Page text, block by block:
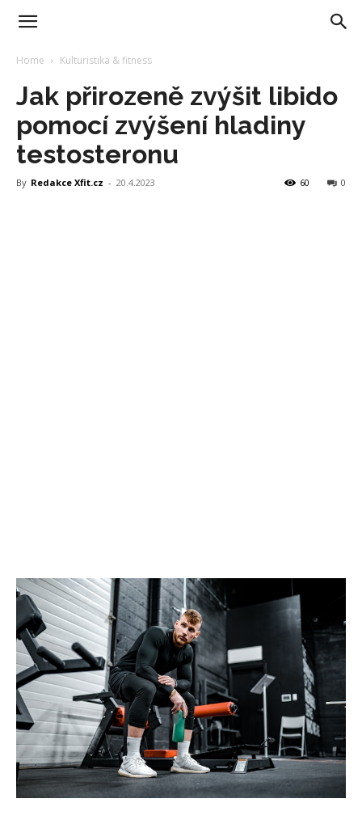
Home Kulturistika & fitness
Jak přirozeně zvýšit libido
pomocí zvýšení hladiny
testosteronu
By Redakce Xfit.cz - 20.4.2023 0
60